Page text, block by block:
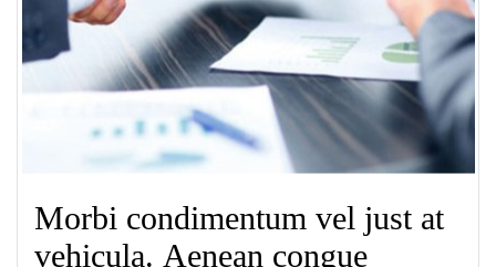
Morbi condimentum vel just at
vehicula. Aenean congue